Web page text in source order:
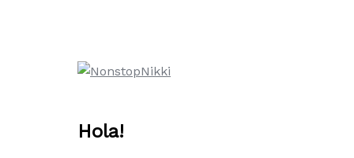
Hola!